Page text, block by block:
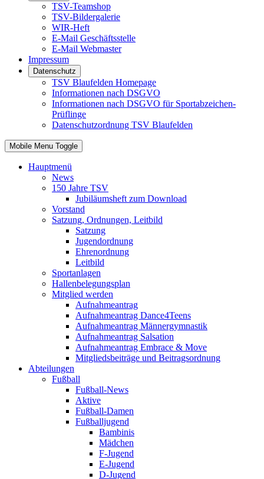
TSV-Teamshop
TSV-Bildergalerie
WIR-Heft
E-Mail Geschäftsstelle
E-Mail Webmaster
Impressum
Datenschutz
TSV Blaufelden Homepage
Informationen nach DSGVO
Informationen nach DSGVO für Sportabzeichen-
Prüflinge
Datenschutzordnung TSV Blaufelden
Mobile Menu Toggle
Hauptmenü
News
150 Jahre TSV
Jubiläumsheft zum Download
Vorstand
Satzung, Ordnungen, Leitbild
Satzung
Jugendordnung
Ehrenordnung
Leitbild
Sportanlagen
Hallenbelegungsplan
Mitglied werden
Aufnahmeantrag
Aufnahmeantrag Dance4Teens
Aufnahmeantrag Männergymnastik
Aufnahmeantrag Salsation
Aufnahmeantrag Embrace & Move
Mitgliedsbeiträge und Beitragsordnung
Abteilungen
Fußball
Fußball-News
Aktive
Fußball-Damen
Fußballjugend
Bambinis
Mädchen
F-Jugend
E-Jugend
D-Jugend